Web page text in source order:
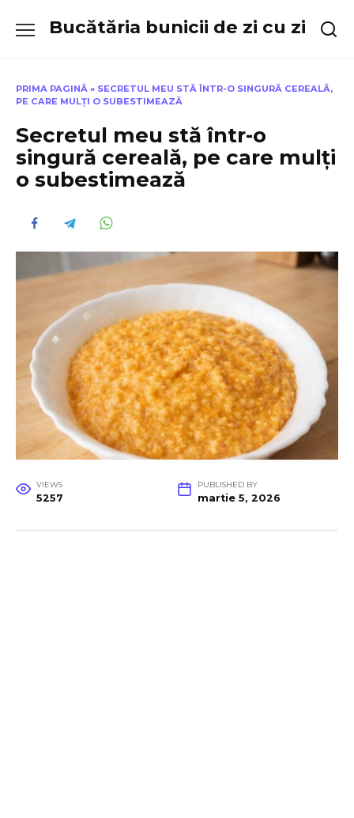
Bucătăria bunicii de zi cu zi
PRIMA PAGINĂ » SECRETUL MEU STĂ ÎNTR-O SINGURĂ CEREALĂ,
PE CARE MULȚI O SUBESTIMEAZĂ
Secretul meu stă într-o
singură cereală, pe care mulți
o subestimează
VIEWS
5257
PUBLISHED BY
martie 5, 2026